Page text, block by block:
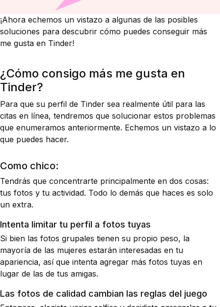
¡Ahora echemos un vistazo a algunas de las posibles
soluciones para descubrir cómo puedes conseguir más
me gusta en Tinder!
¿Cómo consigo más me gusta en
Tinder?
Para que su perfil de Tinder sea realmente útil para las
citas en línea, tendremos que solucionar estos problemas
que enumeramos anteriormente. Echemos un vistazo a lo
que puedes hacer.
Como chico:
Tendrás que concentrarte principalmente en dos cosas:
tus fotos y tu actividad. Todo lo demás que haces es solo
un extra.
Intenta limitar tu perfil a fotos tuyas
Si bien las fotos grupales tienen su propio peso, la
mayoría de las mujeres estarán interesadas en tu
apariencia, así que intenta agregar más fotos tuyas en
lugar de las de tus amigas.
Las fotos de calidad cambian las reglas del juego